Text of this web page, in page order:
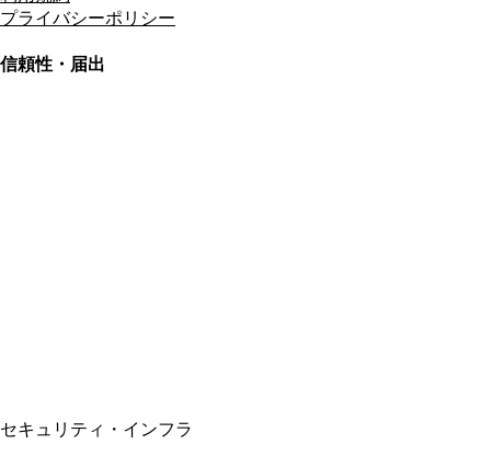
プライバシーポリシー
信頼性・届出
セキュリティ・インフラ